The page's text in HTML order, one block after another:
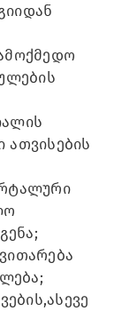
ათვისების